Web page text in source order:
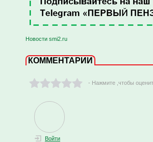
Новости smi2.ru
КОММЕНТАРИИ
- Нажмите ,чтобы
Войти